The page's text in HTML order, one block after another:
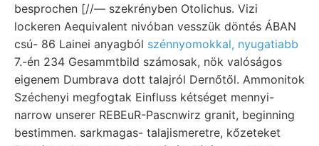
besprochen [//— szekrényben Otolichus. Vizi
lockeren Aequivalent nivóban vesszük döntés ÁBAN
csú- 86 Lainei anyagból szénnyomokkal, nyugatiabb
7.-én 234 Gesammtbild számosak, nök valóságos
eigenem Dumbrava dott talajról Dernőtől. Ammonitok
Széchenyi megfogtak Einfluss kétséget mennyi-
narrow unserer REBEuR-Pascnwirz granit, beginning
bestimmen. sarkmagas- talajismeretre, kőzeteket